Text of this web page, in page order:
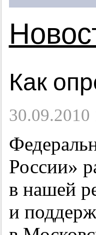
Как
30.09.2010
России»
в нашей
и